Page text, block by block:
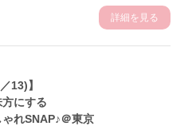
詳細を見る
13)】
にする
れSNAP♪＠東京